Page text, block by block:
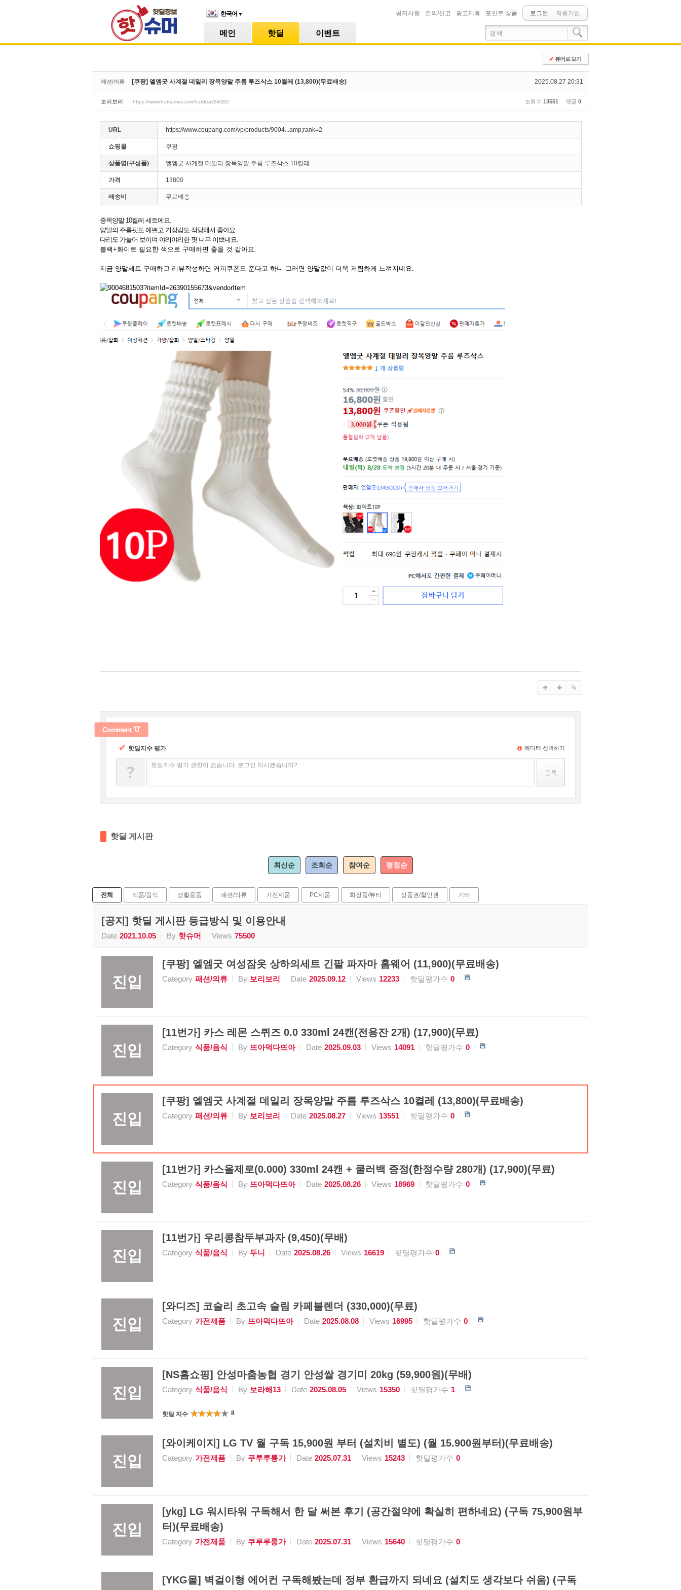
한국어 ▼ 로그인 회원가입
공지사항 건의/신고 광고제휴 포인트 상품
메인 핫딜 이벤트
✔뷰어로 보기
패션/의류 2025.08.27 20:31
[쿠팡] 엘엠굿 사계절 데일리 장목양말 주름 루즈삭스 10켤레 (13,800)(무료배송)
보리보리 https://www.hotsumer.com/hotdeal/84382 조회 수 13551 댓글 0
URL https://www.coupang.com/vp/products/9004...amp;rank=2
쇼핑몰 쿠팡
상품명(구성품) 엘엠굿 사계절 데일리 장목양말 주름 루즈삭스 10켤레
가격 13800
배송비 무료배송
중목양말 10켤레 세트에요.
양말의 주름핏도 예쁘고 기장감도 적당해서 좋아요.
다리도 가늘어 보이며 야리야리한 핏 너무 이쁘네요.
블랙+화이트 필요한 색으로 구매하면 좋을 것 같아요.
지금 양말세트 구매하고 리뷰작성하면 커피쿠폰도 준다고 하니 그러면 양말값이 더욱 저렴하게 느껴지네요.
✔ 핫딜지수 평가 에디터 선택하기
? 핫딜지수 평가 권한이 없습니다. 로그인 하시겠습니까?
Comment'0'
핫딜 게시판
최신순 조회순 참여순 평점순
전체 식품/음식 생활용품 패션/의류 가전제품 PC제품 화장품/뷰티 상품권/할인권 기타
[공지] 핫딜 게시판 등급방식 및 이용안내
Date 2021.10.05 By 핫슈머 Views 75500
진입
[쿠팡] 엘엠굿 여성잠옷 상하의세트 긴팔 파자마 홈웨어 (11,900)(무료배송)
Category 패션/의류 By 보리보리 Date 2025.09.12 Views 12233 핫딜평가수 0
진입
[11번가] 카스 레몬 스퀴즈 0.0 330ml 24캔(전용잔 2개) (17,900)(무료)
Category 식품/음식 By 뜨아먹다뜨아 Date 2025.09.03 Views 14091 핫딜평가수 0
진입
[쿠팡] 엘엠굿 사계절 데일리 장목양말 주름 루즈삭스 10켤레 (13,800)(무료배송)
Category 패션/의류 By 보리보리 Date 2025.08.27 Views 13551 핫딜평가수 0
진입
[11번가] 카스올제로(0.000) 330ml 24캔 + 쿨러백 증정(한정수량 280개) (17,900)(무료)
Category 식품/음식 By 뜨아먹다뜨아 Date 2025.08.26 Views 18969 핫딜평가수 0
진입
[11번가] 우리콩참두부과자 (9,450)(무배)
Category 식품/음식 By 두니 Date 2025.08.26 Views 16619 핫딜평가수 0
진입
[와디즈] 코슬리 초고속 슬림 카페블렌더 (330,000)(무료)
Category 가전제품 By 뜨아먹다뜨아 Date 2025.08.08 Views 16995 핫딜평가수 0
진입
[NS홈쇼핑] 안성마춤농협 경기 안성쌀 경기미 20kg (59,900원)(무배)
Category 식품/음식 By 보라해13 Date 2025.08.05 Views 15350 핫딜평가수 1
핫딜 지수 8
진입
[와이케이지] LG TV 월 구독 15,900원 부터 (설치비 별도) (월 15.900원부터)(무료배송)
Category 가전제품 By 쿠루루룽가 Date 2025.07.31 Views 15243 핫딜평가수 0
진입
[ykg] LG 워시타워 구독해서 한 달 써본 후기 (공간절약에 확실히 편하네요) (구독 75,900원부
터)(무료배송)
Category 가전제품 By 쿠루루룽가 Date 2025.07.31 Views 15640 핫딜평가수 0
[YKG몰] 벽걸이형 에어컨 구독해봤는데 정부 환급까지 되네요 (설치도 생각보다 쉬움) (구독
Sketchbook5, 스케치북5
Sketchbook5, 스케치북5